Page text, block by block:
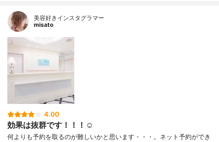
美容好きインスタグラマー
misato
4.00
効果は抜群です！！！☺️
何よりも予約を取るのが難しいかと思います・・・。ネット予約ができ